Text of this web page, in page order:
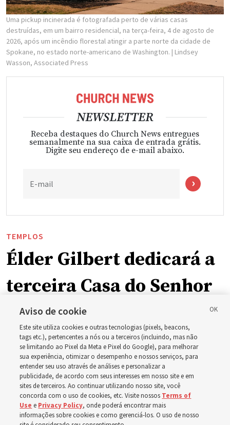
Uma pickup incinerada é fotografada perto de várias casas
destruídas, em um bairro residencial, na terça-feira, 4 de agosto de
2026, após um incêndio florestal atingir a parte norte da cidade de
Spokane, no estado norte-americano de Washington. | Lindsey
Wasson, Associated Press
NEWSLETTER
Receba destaques do Church News entregues
semanalmente na sua caixa de entrada grátis.
Digite seu endereço de e-mail abaixo.
E-mail
TEMPLOS
Élder Gilbert dedicará a
terceira Casa do Senhor
em Wyoming
A dedicação do Templo Cody Wyoming em outubro será
a primeira realizada por Élder Clark G. Gilbert
7 agosto 2026, 2:40 p.m. MDT Compartilhar
Aviso de cookie
Este site utiliza cookies e outras tecnologias (pixels, beacons,
tags etc.), pertencentes a nós ou a terceiros (incluindo, mas não
se limitando ao Pixel da Meta e Pixel do Google), para melhorar
sua experiência, otimizar o desempenho e nossos serviços, para
entender seu uso através de análises e personalizar a
publicidade, de acordo com seus interesses em nosso site e em
sites de terceiros. Ao continuar utilizando nosso site, você
concorda com o uso de cookies, etc. Visite nossos Terms of
Use e Privacy Policy, onde poderá encontrar mais
informações sobre cookies e como gerenciá-los. O uso de nosso